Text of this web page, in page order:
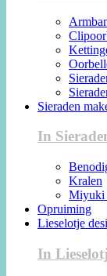
Sieraden
In
Kralen
Miyuki
Opruiming
Lieselotje
In